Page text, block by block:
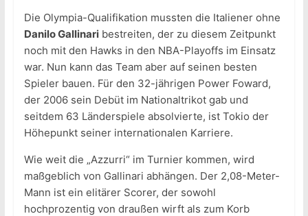
Die Olympia-Qualifikation mussten die Italiener ohne
Danilo Gallinaribestreiten, der zu diesem Zeitpunkt
noch mit den Hawks in den NBA-Playoffs im Einsatz
war. Nun kann das Team aber auf seinen besten
Spieler bauen. Für den 32-jährigen Power Foward,
der 2006 sein Debüt im Nationaltrikot gab und
seitdem 63 Länderspiele absolvierte, ist Tokio der
Höhepunkt seiner internationalen Karriere.
Wie weit die „Azzurri“ im Turnier kommen, wird
maßgeblich von Gallinari abhängen. Der 2,08-Meter-
Mann ist ein elitärer Scorer, der sowohl
hochprozentig von draußen wirft als zum Korb